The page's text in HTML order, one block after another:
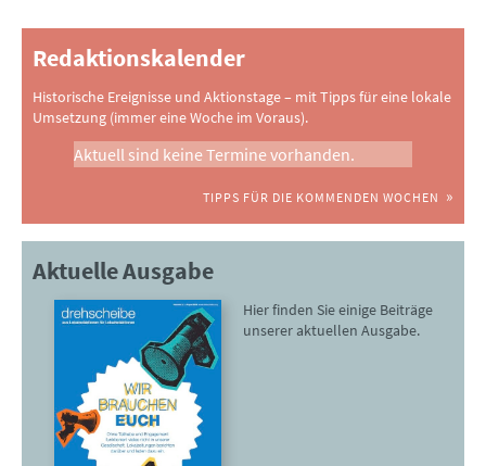
Redaktionskalender
Historische Ereignisse und Aktionstage – mit Tipps für eine lokale
Umsetzung (immer eine Woche im Voraus).
Aktuell sind keine Termine vorhanden.
TIPPS FÜR DIE KOMMENDEN WOCHEN
Aktuelle Ausgabe
Hier finden Sie einige Beiträge
unserer aktuellen Ausgabe.